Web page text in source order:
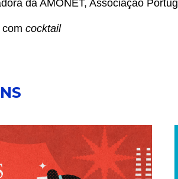
da AMONET, Associação
cocktail